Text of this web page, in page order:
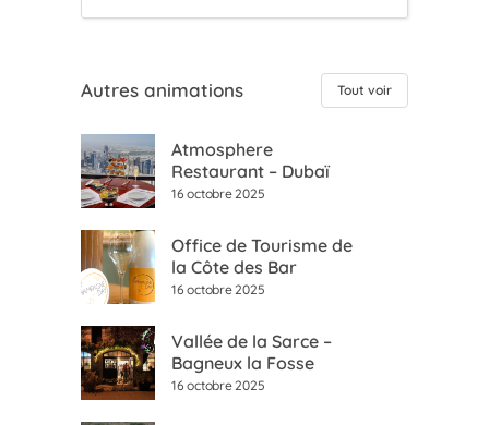
Autres animations Tout voir
Atmosphere
Restaurant – Dubaï
16 octobre 2025
Office de Tourisme de
la Côte des Bar
16 octobre 2025
Vallée de la Sarce –
Bagneux la Fosse
16 octobre 2025